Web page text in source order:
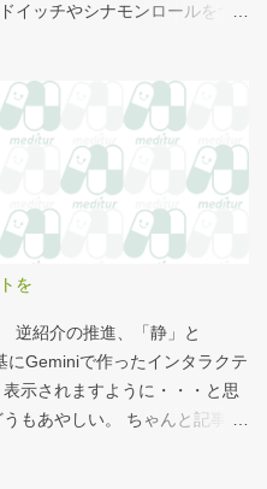
イッチやシナモンロールをつ
たるんできたのは、こいつの
ンロール 556kcal 出所：
pdf/allergen-food.pdf 調べてビ
以上のカロリーだ。 この
スターバックス以上に良く行く
みにマクドナルドは食事目的
～580kcal）を次のマクドナ
ンバーガー ビッグマック ダブ
ィレオフィッシュ てりやきマ
S) マックフライポテト（M)
で。
を
逆紹介の推進、「静」と
にGeminiで作ったインタラクテ
示されますように・・・と思
もあやしい。 ちゃんと記事を